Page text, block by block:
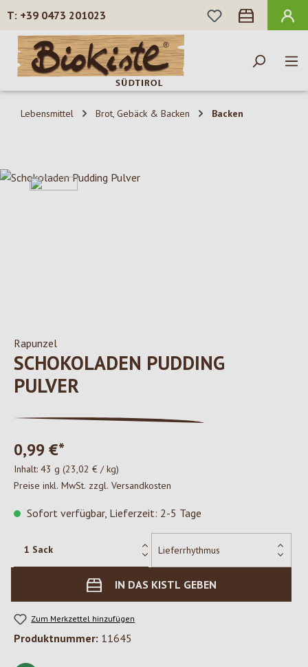
Zum Hauptinhalt springen
+39 0473 201023
DU HAST 0
Lebensmittel Brot, Gebäck & Backen Backen
Bildergalerie überspringen
Rapunzel
SCHOKOLADEN PUDDING
PULVER
0,99 €*
Inhalt: 43 g (23,02 € / kg)
Preise inkl. MwSt. zzgl. Versandkosten
Sofort verfügbar, Lieferzeit: 2-5 Tage
IN DAS KISTL GEBEN
Zum Merkzettel hinzufügen
Produktnummer: 11645